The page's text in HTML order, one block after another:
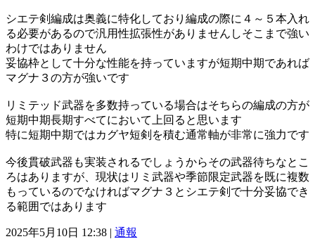
シエテ剣編成は奥義に特化しており編成の際に４～５本入れ
る必要があるので汎用性拡張性がありませんしそこまで強い
わけではありません
妥協枠として十分な性能を持っていますが短期中期であれば
マグナ３の方が強いです
リミテッド武器を多数持っている場合はそちらの編成の方が
短期中期長期すべてにおいて上回ると思います
特に短期中期ではカグヤ短剣を積む通常軸が非常に強力です
今後貫破武器も実装されるでしょうからその武器待ちなとこ
ろはありますが、現状はリミ武器や季節限定武器を既に複数
もっているのでなければマグナ３とシエテ剣で十分妥協でき
る範囲ではあります
2025年5月10日 12:38 | 通報